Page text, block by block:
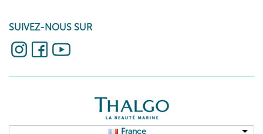
SUIVEZ-NOUS SUR
France